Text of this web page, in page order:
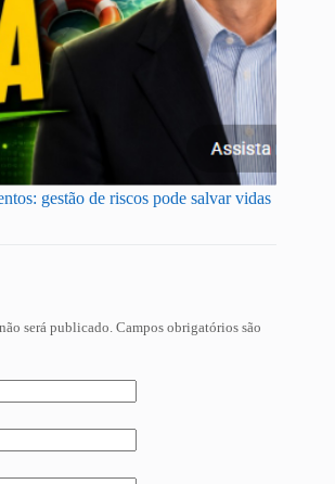
gestão de riscos pode salvar vidas
será publicado. Campos obrigatórios são